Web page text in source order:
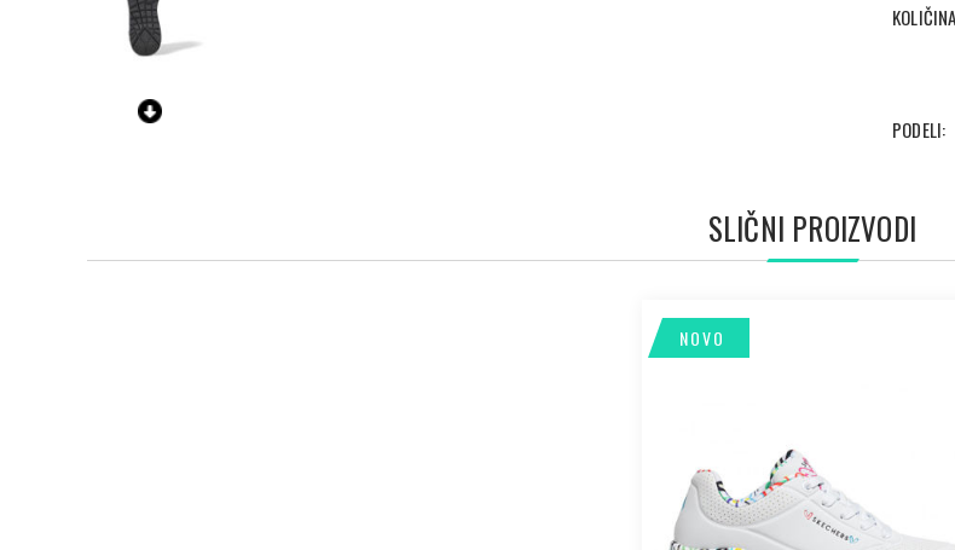
PODELI:
SLIČNI PROIZVODI
NOVO